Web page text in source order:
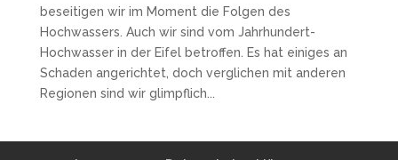
beseitigen wir im Moment die Folgen des
Hochwassers. Auch wir sind vom Jahrhundert-
Hochwasser in der Eifel betroffen. Es hat einiges an
Schaden angerichtet, doch verglichen mit anderen
Regionen sind wir glimpflich...